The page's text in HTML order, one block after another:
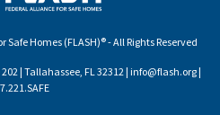
Homes (FLASH)® - All Rights Reserved
| Tallahassee, FL 32312 | info@flash.org |